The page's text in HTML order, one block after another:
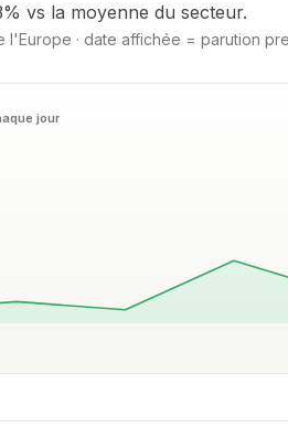
vs la moyenne du secteur.
l'Europe · date affichée = parution
jour